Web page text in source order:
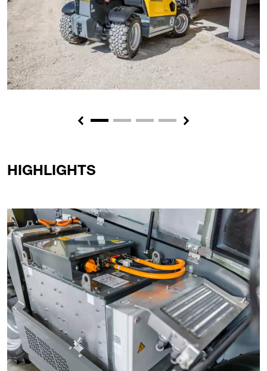
Previous Next
HIGHLIGHTS